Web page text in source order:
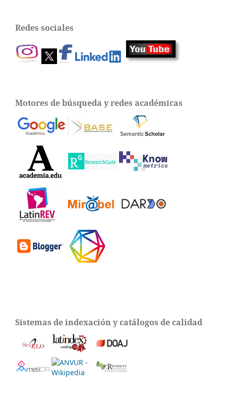
Redes sociales
Motores de búsqueda y redes académicas
Sistemas de indexación y catálogos de calidad